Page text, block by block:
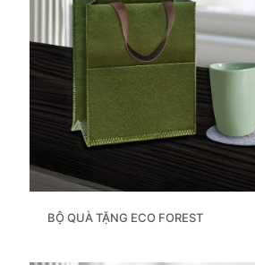
BỘ QUÀ TẶNG ECO FOREST